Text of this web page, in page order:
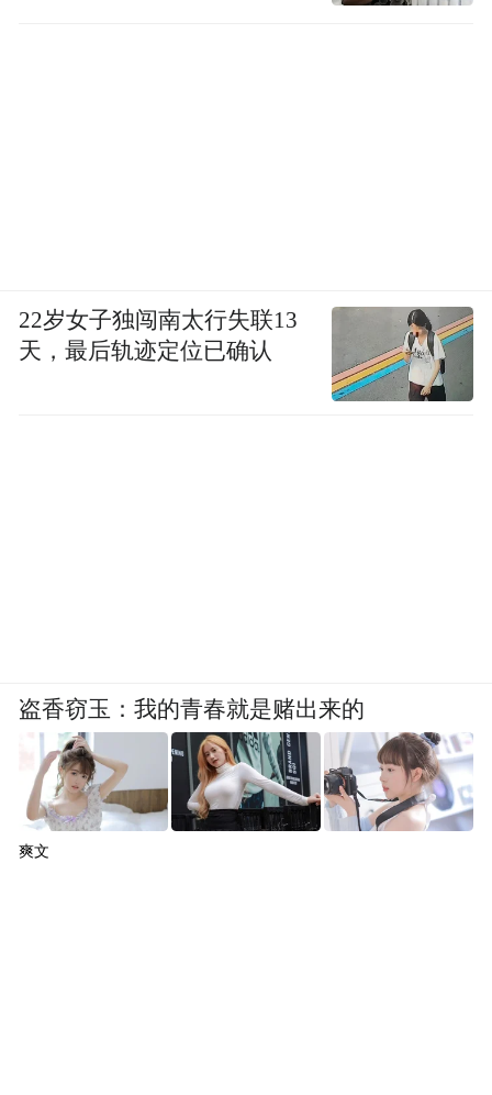
22岁女子独闯南太行失联13
天，最后轨迹定位已确认
盗香窃玉：我的青春就是赌出来的
爽文